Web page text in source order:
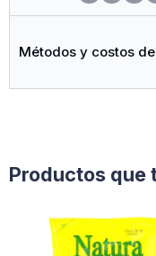
Métodos y costos
Productos que